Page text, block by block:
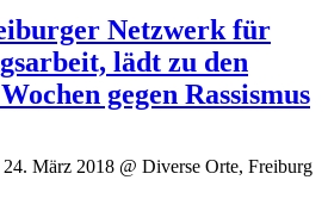
Netzwerk für
lädt zu den
gegen Rassismus
März 2018 @ Diverse Orte, Freiburg